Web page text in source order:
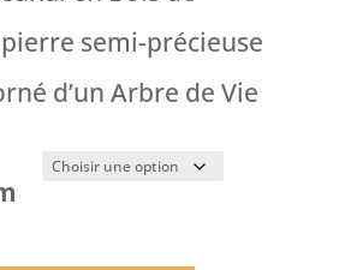
semi-précieuse
d’un Arbre de Vie